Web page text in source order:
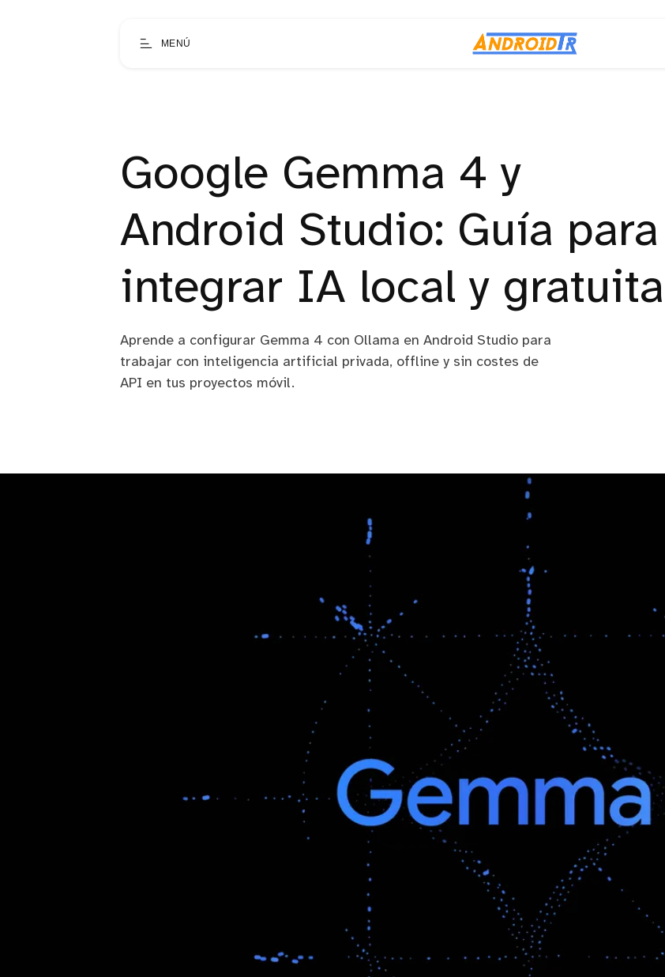
MENÚ
Google Gemma 4 y
Android Studio: Guía para
integrar IA local y gratuita
Aprende a configurar Gemma 4 con Ollama en Android Studio para
trabajar con inteligencia artificial privada, offline y sin costes de
API en tus proyectos móvil.